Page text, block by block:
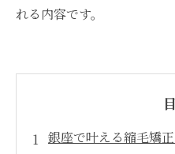
れる内容です。
銀座で叶える縮毛矯